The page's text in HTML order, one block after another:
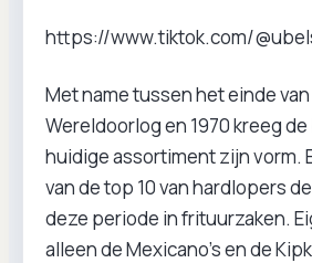
https://www.tiktok.com/
Met name tussen het einde
Wereldoorlog en 1970 kreeg
huidige assortiment zijn vorm.
van de top 10 van hardlopers
deze periode in frituurzaken.
alleen de Mexicano’s en de